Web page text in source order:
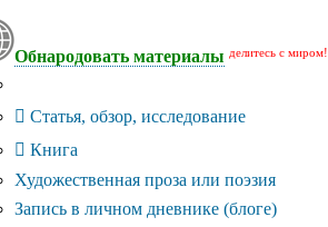
Обнародовать материалы делитесь с миром!
Статья, обзор, исследование
Книга
Художественная проза или поэзия
Запись в личном дневнике (блоге)